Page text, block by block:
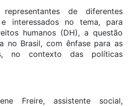
de diferentes
interessados no tema, para
humanos (DH), a questão
no Brasil, com ênfase para as
no contexto das políticas
Freire, assistente social,